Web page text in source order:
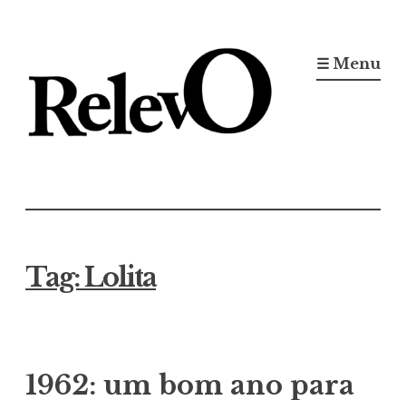
conteúdo
☰ Menu
Tag:Lolita
1962: um bom ano para